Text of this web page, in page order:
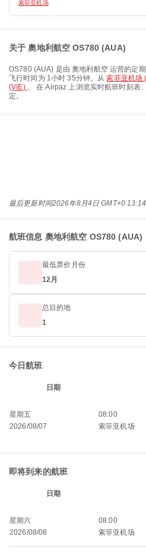
索菲亚机场
关于 奧地利航空 OS780 (AUA)
OS780(AUA) 是由奧地利航空运营的定
飞行时间为 1小时 35分钟。从索菲亚机场
(VIE) 。 在 Airpaz 上浏览实时航班时刻
定。
最后更新时间2026年8月4日 GMT+0 13:14
航班信息 奧地利航空 OS780 (AUA)
最低票价月份
12月
总目的地
1
今日航班
日期
星期五
2026/08/07
08:00
索菲亚机场
即将到来的航班
日期
星期六
2026/08/08
08:00
索菲亚机场